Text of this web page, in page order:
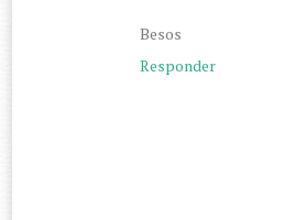
Besos
Responder